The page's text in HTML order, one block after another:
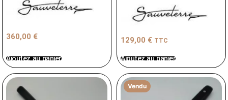
360,00 €
Ajoutez au panier
129,00 € TTC
Ajoutez au panier
Vendu